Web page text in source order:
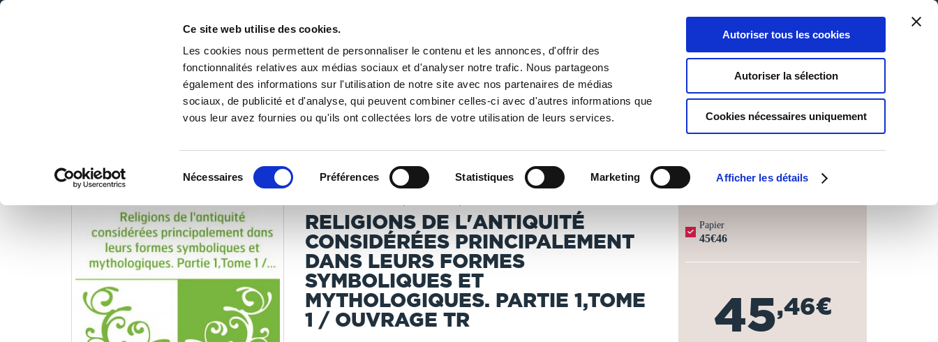
Ce site web utilise des cookies.
Les cookies nous permettent de personnaliser le contenu et les annonces, d'offrir des
fonctionnalités relatives aux médias sociaux et d'analyser notre trafic. Nous partageons
également des informations sur l'utilisation de notre site avec nos partenaires de médias
sociaux, de publicité et d'analyse, qui peuvent combiner celles-ci avec d'autres informations que
vous leur avez fournies ou qu'ils ont collectées lors de votre utilisation de leurs services.
Nécessaires Préférences Statistiques Marketing Afficher les détails
Autoriser tous les cookies
Autoriser la sélection
Cookies nécessaires uniquement
DE LA PAGE BLANCHE... AU BEST SELLER
0
Panier
0
Ma liste
Connexion
PUBLIER UN LIVRE LIBRAIRIE
/ Libres de droits / Bibliothèque Nationale de France / Religions de l'antiquité considérées principalement dans leurs formes symboliques et mythologiques. Partie 1,Tome 1
RELIGIONS DE L'ANTIQUITÉ
CONSIDÉRÉES PRINCIPALEMENT
DANS LEURS FORMES
SYMBOLIQUES ET
MYTHOLOGIQUES. PARTIE 1,TOME
1 / OUVRAGE TR
Papier
45€46
45,46€